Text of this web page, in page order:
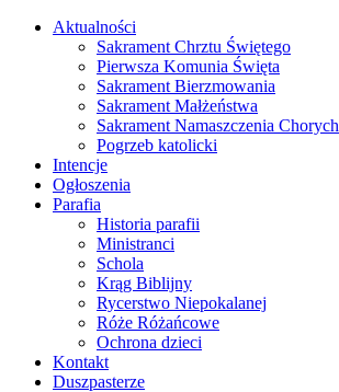
Skip
Aktualności
Sakrament Chrztu Świętego
Pierwsza Komunia Święta
Sakrament Bierzmowania
Sakrament Małżeństwa
Sakrament Namaszczenia Chorych
Pogrzeb katolicki
Intencje
Ogłoszenia
Parafia
Historia parafii
Ministranci
Schola
Krąg Biblijny
Rycerstwo Niepokalanej
Róże Różańcowe
Ochrona dzieci
Kontakt
Duszpasterze